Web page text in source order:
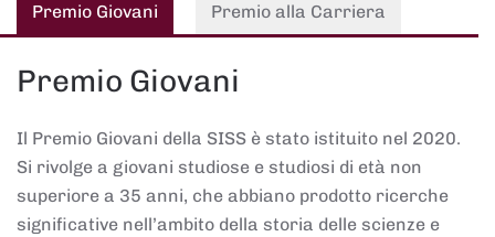
Premio Giovani Premio alla Carriera
Premio Giovani
Il Premio Giovani della SISS è stato istituito nel 2020.
Si rivolge a giovani studiose e studiosi di età non
superiore a 35 anni, che abbiano prodotto ricerche
significative nell’ambito della storia delle scienze e